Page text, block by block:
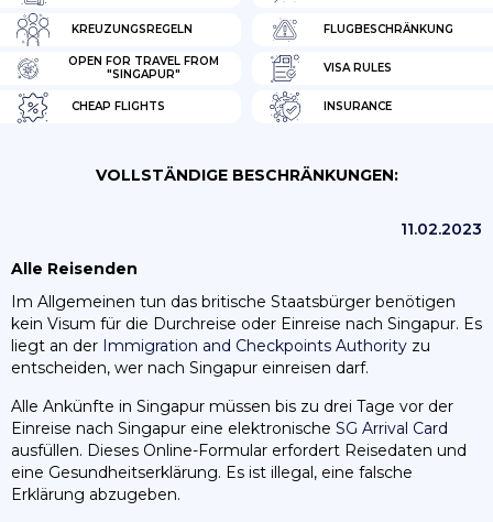
KREUZUNGSREGELN FLUGBESCHRÄNKUNG
OPEN FOR TRAVEL FROM
"SINGAPUR"
VISA RULES
CHEAP FLIGHTS INSURANCE
VOLLSTÄNDIGE BESCHRÄNKUNGEN:
11.02.2023
Alle Reisenden
Im Allgemeinen tun das britische Staatsbürger benötigen
kein Visum für die Durchreise oder Einreise nach Singapur. Es
liegt an der Immigration and Checkpoints Authority zu
entscheiden, wer nach Singapur einreisen darf.
Alle Ankünfte in Singapur müssen bis zu drei Tage vor der
Einreise nach Singapur eine elektronische SG Arrival Card
ausfüllen. Dieses Online-Formular erfordert Reisedaten und
eine Gesundheitserklärung. Es ist illegal, eine falsche
Erklärung abzugeben.